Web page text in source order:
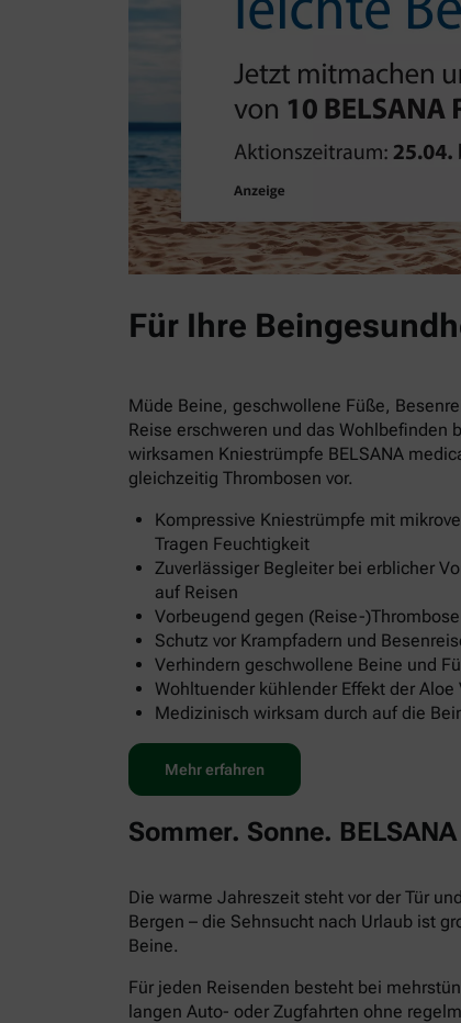
Für Ihre
Müde Beine, geschwollene Füße,
Reise erschweren und das
wirksamen Kniestrümpfe BELSANA
gleichzeitig Thrombosen vor.
Kompressive Kniestrümpfe mit
Tragen Feuchtigkeit
Zuverlässiger Begleiter bei erblicher
auf Reisen
Vorbeugend gegen (Reise-)Thrombose
Schutz vor Krampfadern und
Verhindern geschwollene Beine und
Wohltuender kühlender Effekt der Aloe
Medizinisch wirksam durch auf die
Mehr erfahren
Sommer. Sonne.
Die warme Jahreszeit steht vor der Tür
Bergen – die Sehnsucht nach Urlaub ist
Beine.
Für jeden Reisenden besteht bei
langen Auto- oder Zugfahrten ohne